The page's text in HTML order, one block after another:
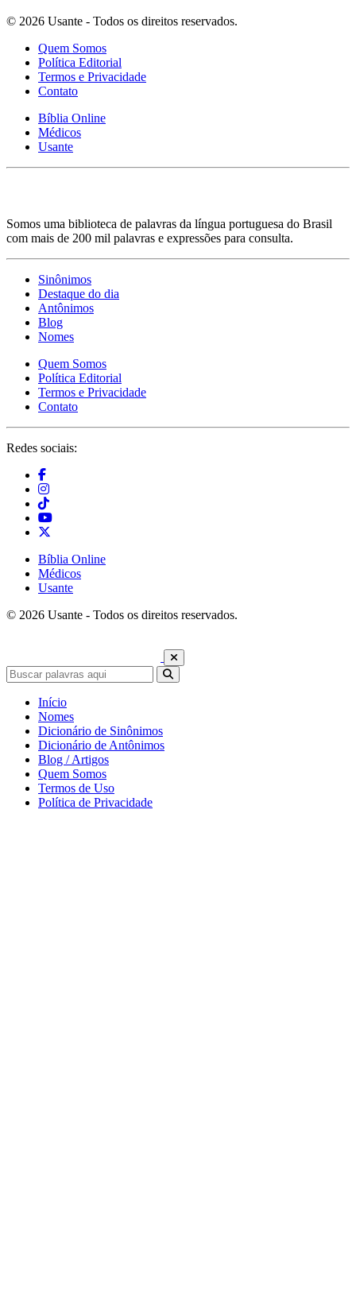
© 2026 Usante - Todos os direitos reservados.
Quem Somos
Política Editorial
Termos e Privacidade
Contato
Bíblia Online
Médicos
Usante
Somos uma biblioteca de palavras da língua portuguesa do Brasil
com mais de 200 mil palavras e expressões para consulta.
Sinônimos
Destaque do dia
Antônimos
Blog
Nomes
Quem Somos
Política Editorial
Termos e Privacidade
Contato
Redes sociais:
Bíblia Online
Médicos
Usante
© 2026 Usante - Todos os direitos reservados.
Início
Nomes
Dicionário de Sinônimos
Dicionário de Antônimos
Blog / Artigos
Quem Somos
Termos de Uso
Política de Privacidade